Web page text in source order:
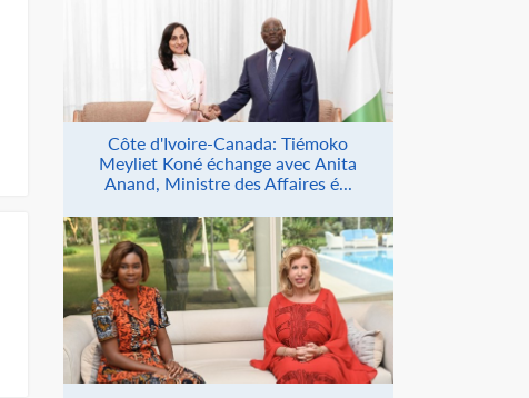
Côte d'Ivoire-Canada: Tiémoko
Meyliet Koné échange avec Anita
Anand, Ministre des Affaires é...